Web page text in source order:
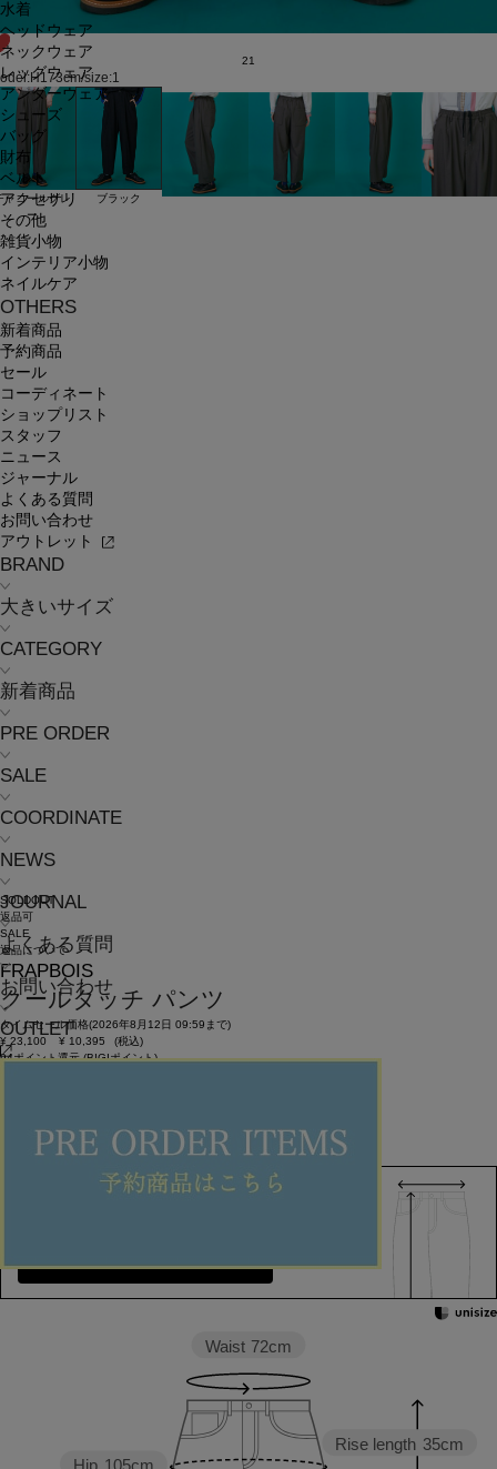
水着
ヘッドウェア
ネックウェア
レッグウェア
アンダーウェア
シューズ
バッグ
財布
ベルト
アクセサリ
その他
雑貨小物
インテリア小物
ネイルケア
OTHERS
新着商品
予約商品
セール
コーディネート
ショップリスト
スタッフ
ニュース
ジャーナル
よくある質問
お問い合わせ
アウトレット
BRAND
大きいサイズ
CATEGORY
新着商品
PRE ORDER
SALE
COORDINATE
NEWS
JOURNAL
よくある質問
お問い合わせ
OUTLET
21
size:1
ャコールグレ
ー
ブラック
SOLDOUT
返品可
SALE
返品について
FRAPBOIS
クールタッチ パンツ
タイムセール価格(2026年8月12日 09:59まで)
¥ 23,100 ¥ 10,395
(税込)
94ポイント還元 (BIGIポイント)
返品について
カラー・サイズを選択する
158cm 51kgRecommended
Rise length 35cm
Waist 72cm